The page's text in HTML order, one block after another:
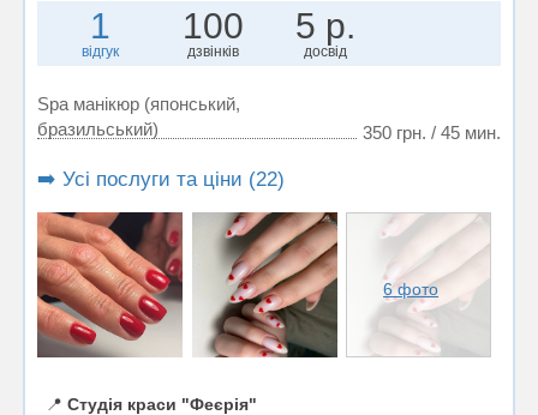
1
відгук
100
дзвінків
5 р.
досвід
Spa манікюр (японський,
бразильський)
350 грн. / 45 мин.
➡️ Усі послуги та ціни (22)
6 фото
📍 Студія краси "Феєрія"